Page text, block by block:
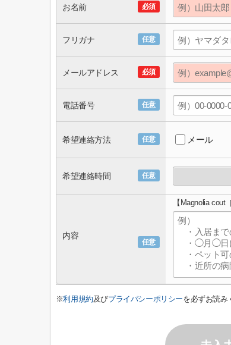
必須
お名前
任意
フリガナ
必須
メールアドレス
任意
電話番号
任意
希望連絡方法 メール
任意
希望連絡時間
任意
内容
【Magnolia cout
※利用規約及びプライバシーポリシーを必ずお読み